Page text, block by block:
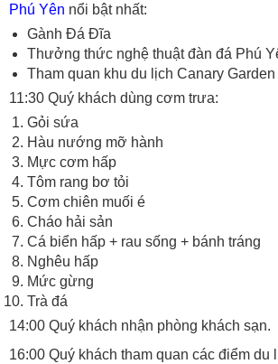
Phú Yên nổi bật nhất:
Gành Đá Đĩa
Thưởng thức nghệ thuật đàn đá Phú
Tham quan khu du lịch Canary Garden
11:30 Quý khách dùng cơm trưa:
Gỏi sứa
Hàu nướng mỡ hành
Mực cơm hấp
Tôm rang bơ tỏi
Cơm chiên muối é
Cháo hải sản
Cá biển hấp + rau sống + bánh tráng
Nghêu hấp
Mức gừng
Trà đá
14:00 Quý khách nhận phòng khách sạn.
16:00 Quý khách tham quan các điểm du